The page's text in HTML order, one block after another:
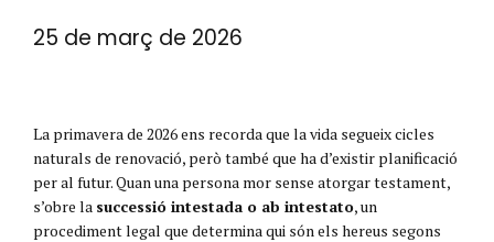
25 de març de 2026
La primavera de 2026 ens recorda que la vida segueix cicles
naturals de renovació, però també que ha d’existir planificació
per al futur. Quan una persona mor sense atorgar testament,
s’obre la successió intestada o ab intestato, un
procediment legal que determina qui són els hereus segons